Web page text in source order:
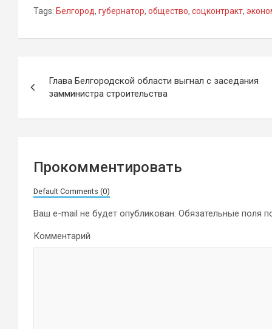
Tags: Белгород, губернатор, общество, соцконтракт,
по
записям
Глава Белгородской области выгнал с заседания
замминистра строительства
Прокомментировать
Default Comments (0)
Ваш e-mail не будет опубликован. Обязательные поля
Комментарий